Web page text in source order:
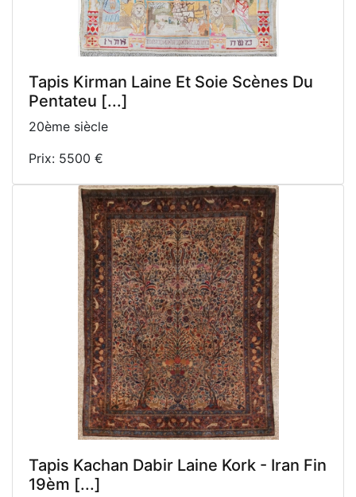
Tapis Kirman Laine Et Soie Scènes Du
Pentateu [...]
20ème siècle
Prix: 5500 €
Tapis Kachan Dabir Laine Kork - Iran Fin
19èm [...]